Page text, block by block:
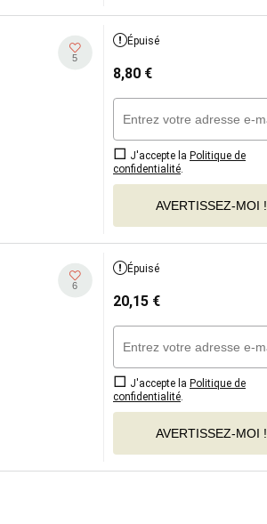
5
Épuisé
8,80 €
J'accepte la Politique de
confidentialité
AVERTISSEZ-MOI !
6
Épuisé
20,15 €
J'accepte la Politique de
confidentialité
AVERTISSEZ-MOI !